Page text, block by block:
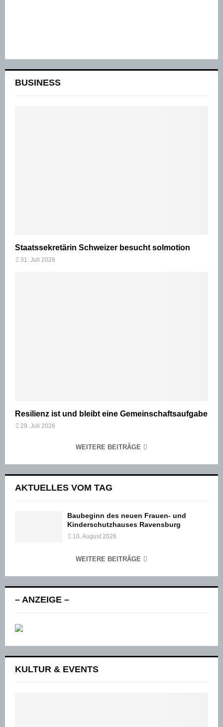
BUSINESS
Staatssekretärin Schweizer besucht solmotion
31. Juli 2026
Resilienz ist und bleibt eine Gemeinschaftsaufgabe
29. Juli 2026
WEITERE BEITRÄGE
AKTUELLES VOM TAG
Baubeginn des neuen Frauen- und
Kinderschutzhauses Ravensburg
10. August 2026
WEITERE BEITRÄGE
– ANZEIGE –
KULTUR & EVENTS